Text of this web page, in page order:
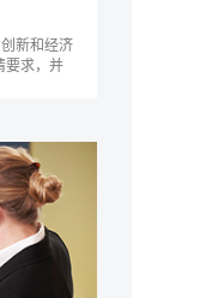
新和经济
要求，并